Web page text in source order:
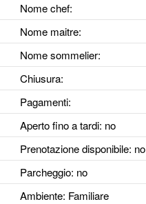
Nome chef:
Nome maitre:
Nome sommelier:
Chiusura:
Pagamenti:
Aperto fino a tardi: no
Prenotazione disponibile: no
Parcheggio: no
Ambiente: Familiare